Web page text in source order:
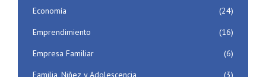
Economía
(24)
Emprendimiento
(16)
Empresa Familiar
(6)
Familia, Niñez y Adolescencia
(3)